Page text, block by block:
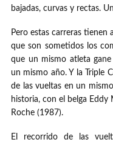
bajadas, curvas y rectas.
Pero estas carreras tienen
que son sometidos los
que un mismo atleta
un mismo año. Y la Triple
de las vueltas en un
historia, con el belga
Roche (1987).
El recorrido de las